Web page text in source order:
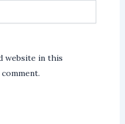
website in this